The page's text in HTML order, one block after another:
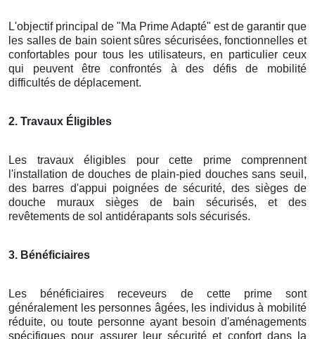
L'objectif principal de "Ma Prime Adapté" est de garantir que
les salles de bain soient sûres sécurisées, fonctionnelles et
confortables pour tous les utilisateurs, en particulier ceux
qui peuvent être confrontés à des défis de mobilité
difficultés de déplacement.
2. Travaux Éligibles
Les travaux éligibles pour cette prime comprennent
l'installation de douches de plain-pied douches sans seuil,
des barres d'appui poignées de sécurité, des sièges de
douche muraux sièges de bain sécurisés, et des
revêtements de sol antidérapants sols sécurisés.
3. Bénéficiaires
Les bénéficiaires receveurs de cette prime sont
généralement les personnes âgées, les individus à mobilité
réduite, ou toute personne ayant besoin d'aménagements
spécifiques pour assurer leur sécurité et confort dans la